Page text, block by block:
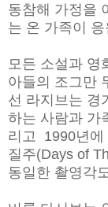
동참해 가정을
는 온 가족이
모든 소설과 영
아들의 조그만
선 라지브는 경
하는 사람과 가
리고 1990년에
질주(Days of
동일한 촬영각